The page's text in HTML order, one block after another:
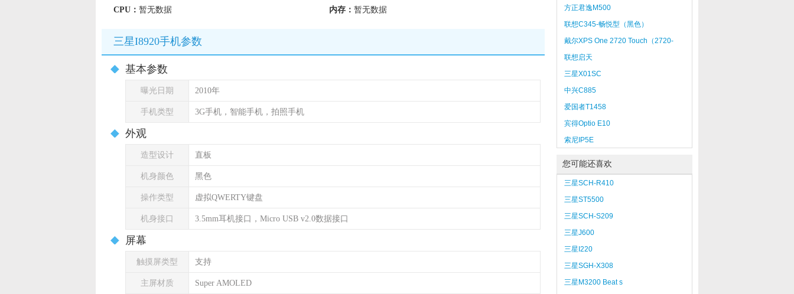
CPU： 暂无数据 内存： 暂无数据
三星I8920手机参数
基本参数
曝光日期 2010年
手机类型 3G手机，智能手机，拍照手机
外观
造型设计 直板
机身颜色 黑色
操作类型 虚拟QWERTY键盘
机身接口 3.5mm耳机接口，Micro USB v2.0数据接口
屏幕
触摸屏类型 支持
主屏材质 Super AMOLED
方正君逸M500
联想C345-畅悦型（黑色）
戴尔XPS One 2720 Touch（2720-
D238）
联想启天
A7000（E7500/2GB/500GB）
三星X01SC
中兴C885
爱国者T1458
宾得Optio E10
索尼IP5E
您可能还喜欢
三星SCH-R410
三星ST5500
三星SCH-S209
三星J600
三星I220
三星SGH-X308
三星M3200 Beat s